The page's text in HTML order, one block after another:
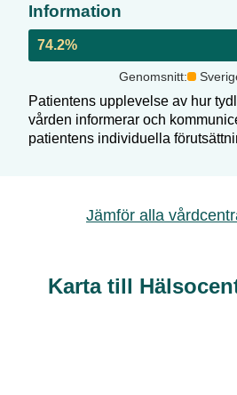
Information
74.2%
Genomsnitt:
Patientens upplevelse av hur
vården informerar och
patientens individuella
Jämför alla
Karta till